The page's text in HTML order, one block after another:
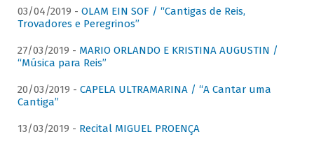
03/04/2019 - OLAM EIN SOF / “Cantigas de Reis,
Trovadores e Peregrinos”
27/03/2019 - MARIO ORLANDO E KRISTINA AUGUSTIN /
“Música para Reis”
20/03/2019 - CAPELA ULTRAMARINA / “A Cantar uma
Cantiga”
13/03/2019 - Recital MIGUEL PROENÇA